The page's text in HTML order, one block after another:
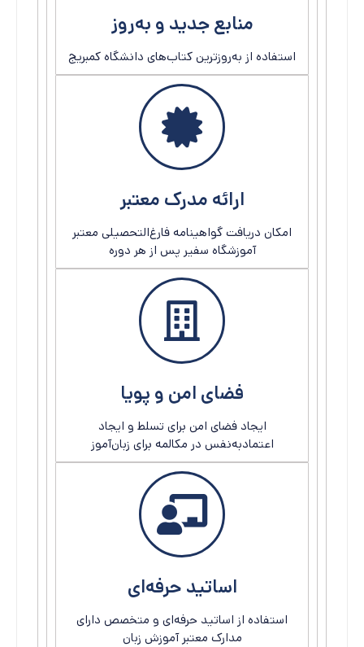
منابع جدید و به‌روز
استفاده از به‌روزترین کتاب‌های دانشگاه کمبریج
ارائه مدرک معتبر
امکان دریافت گواهینامه فارغ‌التحصیلی معتبر
آموزشگاه سفیر پس از هر دوره
فضای امن و پویا
ایجاد فضای امن برای تسلط و ایجاد
اعتمادبه‌نفس در مکالمه برای زبان‌آموز
اساتید حرفه‌ای
استفاده از اساتید حرفه‌ای و متخصص دارای
مدارک معتبر آموزش زبان